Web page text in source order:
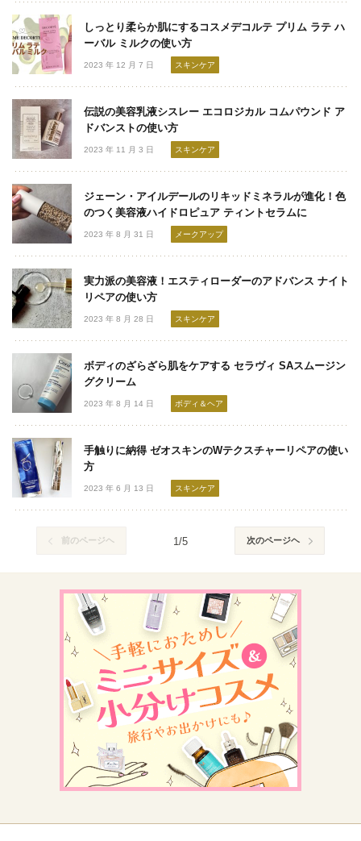
しっとり柔らか肌にするコスメデコルテ プリム ラテ ハ
ーバル ミルクの使い方
2023 年 12 月 7 日 スキンケア
伝説の美容乳液シスレー エコロジカル コムパウンド ア
ドバンストの使い方
2023 年 11 月 3 日 スキンケア
ジェーン・アイルデールのリキッドミネラルが進化！色
のつく美容液ハイドロピュア ティントセラムに
2023 年 8 月 31 日 メークアップ
実力派の美容液！エスティローダーのアドバンス ナイト
リペアの使い方
2023 年 8 月 28 日 スキンケア
ボディのざらざら肌をケアする セラヴィ SAスムージン
グクリーム
2023 年 8 月 14 日 ボディ＆ヘア
手触りに納得 ゼオスキンのWテクスチャーリペアの使い
方
2023 年 6 月 13 日 スキンケア
前のページヘ 1/5 次のページヘ